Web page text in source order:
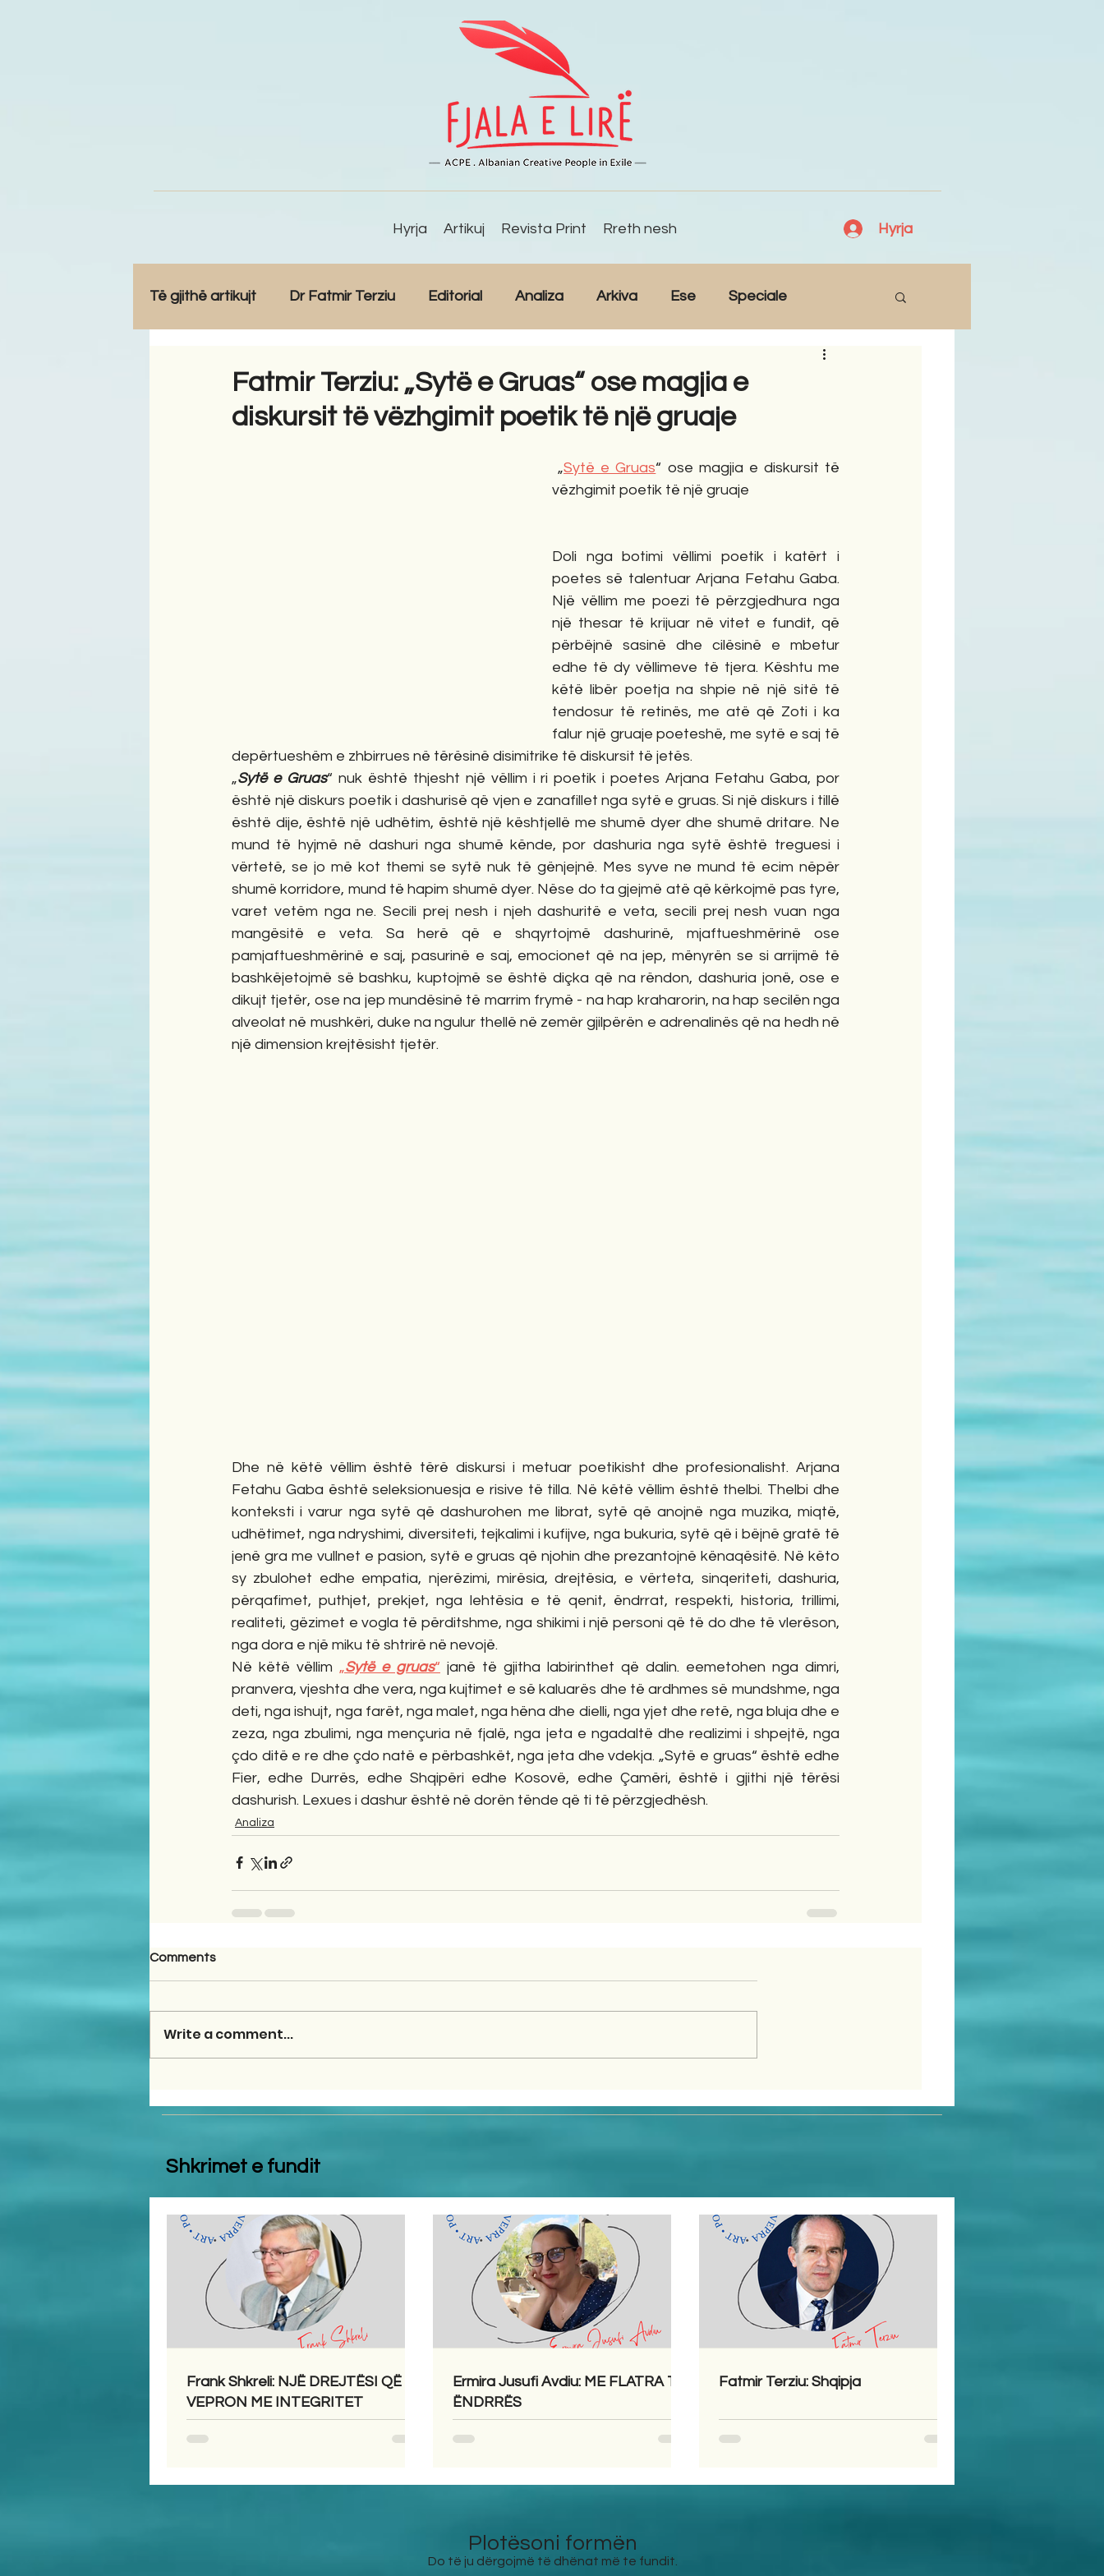
Hyrja Artikuj Revista Print Rreth nesh Hyrja
Të gjithë artikujt Dr Fatmir Terziu Editorial Analiza Arkiva Ese Speciale
Antologji Poezi Tregime Novela Romane English Përkthime
Fatmir Terziu: „Sytë e Gruas“ ose magjia e
diskursit të vëzhgimit poetik të një gruaje
„Sytë e Gruas“ ose magjia e diskursit të
vëzhgimit poetik të një gruaje
Doli nga botimi vëllimi poetik i katërt i
poetes së talentuar Arjana Fetahu Gaba.
Një vëllim me poezi të përzgjedhura nga
një thesar të krijuar në vitet e fundit, që
përbëjnë sasinë dhe cilësinë e mbetur
edhe të dy vëllimeve të tjera. Kështu me
këtë libër poetja na shpie në një sitë të
tendosur të retinës, me atë që Zoti i ka
falur një gruaje poeteshë, me sytë e saj të
depërtueshëm e zhbirrues në tërësinë disimitrike të diskursit të jetës.
„Sytë e Gruas“ nuk është thjesht një vëllim i ri poetik i poetes Arjana Fetahu Gaba, por
është një diskurs poetik i dashurisë që vjen e zanafillet nga sytë e gruas. Si një diskurs i tillë
është dije, është një udhëtim, është një kështjellë me shumë dyer dhe shumë dritare. Ne
mund të hyjmë në dashuri nga shumë kënde, por dashuria nga sytë është treguesi i
vërtetë, se jo më kot themi se sytë nuk të gënjejnë. Mes syve ne mund të ecim nëpër
shumë korridore, mund të hapim shumë dyer. Nëse do ta gjejmë atë që kërkojmë pas tyre,
varet vetëm nga ne. Secili prej nesh i njeh dashuritë e veta, secili prej nesh vuan nga
mangësitë e veta. Sa herë që e shqyrtojmë dashurinë, mjaftueshmërinë ose
pamjaftueshmërinë e saj, pasurinë e saj, emocionet që na jep, mënyrën se si arrijmë të
bashkëjetojmë së bashku, kuptojmë se është diçka që na rëndon, dashuria jonë, ose e
dikujt tjetër, ose na jep mundësinë të marrim frymë - na hap kraharorin, na hap secilën nga
alveolat në mushkëri, duke na ngulur thellë në zemër gjilpërën e adrenalinës që na hedh në
një dimension krejtësisht tjetër.
Dhe në këtë vëllim është tërë diskursi i metuar poetikisht dhe profesionalisht. Arjana
Fetahu Gaba është seleksionuesja e risive të tilla. Në këtë vëllim është thelbi. Thelbi dhe
konteksti i varur nga sytë që dashurohen me librat, sytë që anojnë nga muzika, miqtë,
udhëtimet, nga ndryshimi, diversiteti, tejkalimi i kufijve, nga bukuria, sytë që i bëjnë gratë të
jenë gra me vullnet e pasion, sytë e gruas që njohin dhe prezantojnë kënaqësitë. Në këto
sy zbulohet edhe empatia, njerëzimi, mirësia, drejtësia, e vërteta, sinqeriteti, dashuria,
përqafimet, puthjet, prekjet, nga lehtësia e të qenit, ëndrrat, respekti, historia, trillimi,
realiteti, gëzimet e vogla të përditshme, nga shikimi i një personi që të do dhe të vlerëson,
nga dora e një miku të shtrirë në nevojë.
Në këtë vëllim „Sytë e gruas“ janë të gjitha labirinthet që dalin. eemetohen nga dimri,
pranvera, vjeshta dhe vera, nga kujtimet e së kaluarës dhe të ardhmes së mundshme, nga
deti, nga ishujt, nga farët, nga malet, nga hëna dhe dielli, nga yjet dhe retë, nga bluja dhe e
zeza, nga zbulimi, nga mençuria në fjalë, nga jeta e ngadaltë dhe realizimi i shpejtë, nga
çdo ditë e re dhe çdo natë e përbashkët, nga jeta dhe vdekja. „Sytë e gruas“ është edhe
Fier, edhe Durrës, edhe Shqipëri edhe Kosovë, edhe Çamëri, është i gjithi një tërësi
dashurish. Lexues i dashur është në dorën tënde që ti të përzgjedhësh.
Analiza
Comments
Write a comment...
Shkrimet e fundit
Frank Shkreli: NJË DREJTËSI QË
VEPRON ME INTEGRITET
Ermira Jusufi Avdiu: ME FLATRA TË
ËNDRRËS
Fatmir Terziu: Shqipja
Plotësoni formën
Do të ju dërgojmë të dhënat më te fundit.